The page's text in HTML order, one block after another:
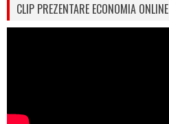
CLIP PREZENTARE ECONOMIA ONLINE